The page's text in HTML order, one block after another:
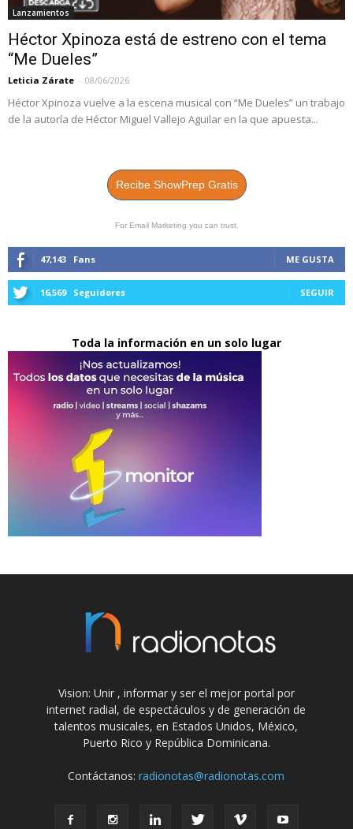
Lanzamientos
Héctor Xpinoza está de estreno con el tema
“Me Dueles”
Leticia Zárate - 08/06/2026
Héctor Xpinoza vuelve a la escena musical con “Me Dueles” un trabajo
de la autoría de Héctor Miguel Vallejo Aguilar en la que apuesta...
Recibe ShowPrep Gratis
For Email Marketing you can trust.
47,143 Fans ME GUSTA
16,569 Seguidores SEGUIR
Toda la información en un solo lugar
Vision: Unir , informar y ser el mejor portal por
internet radial, de espectáculos y de generación de
talentos musicales, en Estados Unidos, México,
Puerto Rico y República Dominicana.
Contáctanos:radionotas@radionotas.com